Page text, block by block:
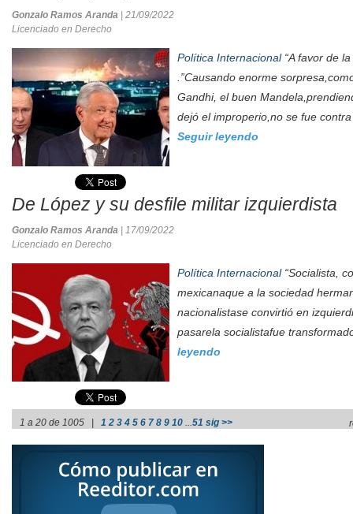
Gonzalo Ramos Aranda
| 21/09/2022
Licenciado en Derecho
Política Internacional“A favor de
.”Causando enorme
Gandhi, el buen
dejó el improperio,no se fue
Seguir leyendo
De López y su desfile militar izquierdista
Gonzalo Ramos Aranda
| 17/09/2022
Licenciado en Derecho
Política Internacional“Socialista,
mexicanaque a la sociedad
nacionalistase convirtió en
pasarela socialistafue
leyendo
1 a 20 de 1005 | 1 2 3 4 5 6 7 8 9 10 ...51 sig >>